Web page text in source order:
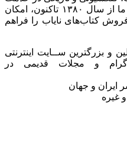
دوست‌داران فرهنگ و ادب هستیم ما از سال ۱۳۸۰ تاکنون، امکان
کتاب‌های نایاب را فراهم
و بزرگترین ســایت اینترنتی
و مجلات قدیمی در
ایران و جهان
غیره